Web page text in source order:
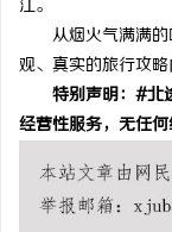
江。
从烟火气满满的哈
观、真实的旅行攻
特别声明：#北途
经营性服务，无任何